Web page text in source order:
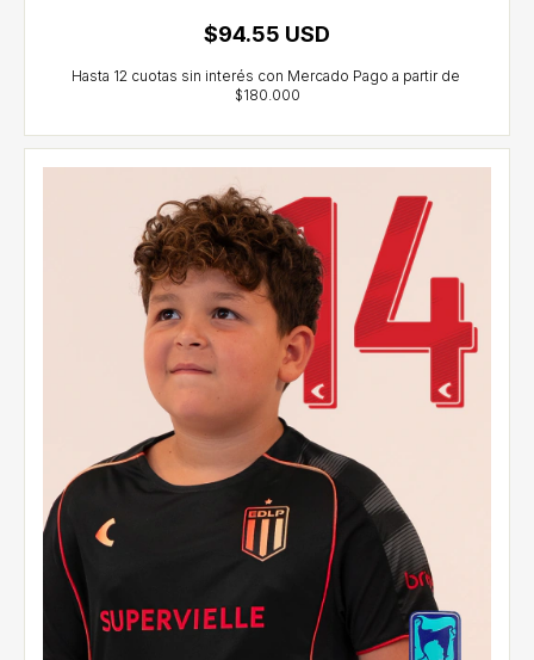
$94.55 USD